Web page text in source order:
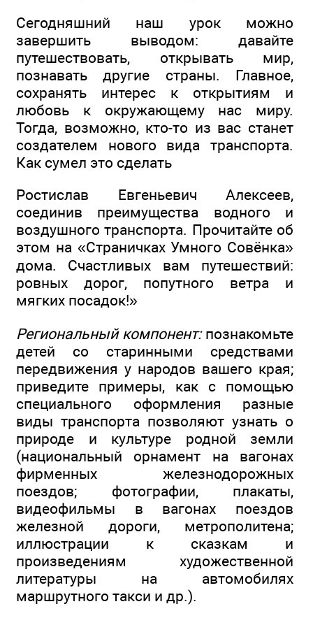
Сегодняшний наш урок можно
завершить выводом: давайте
путешествовать, открывать мир,
познавать другие страны. Главное,
сохранять интерес к открытиям и
любовь к окружающему нас миру.
Тогда, возможно, кто-то из вас станет
создателем нового вида транспорта.
Как сумел это сделать
Ростислав Евгеньевич Алексеев,
соединив преимущества водного и
воздушного транспорта. Прочитайте об
этом на «Страничках Умного Совёнка»
дома. Счастливых вам путешествий:
ровных дорог, попутного ветра и
мягких посадок!»
Региональный компонент:познакомьте
детей со старинными средствами
передвижения у народов вашего края;
приведите примеры, как с помощью
специального оформления разные
виды транспорта позволяют узнать о
природе и культуре родной земли
(национальный орнамент на вагонах
фирменных железнодорожных
поездов; фотографии, плакаты,
видеофильмы в вагонах поездов
железной дороги, метрополитена;
иллюстрации к сказкам и
произведениям художественной
литературы на автомобилях
маршрутного такси и др.).